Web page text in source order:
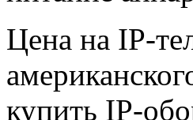
Цена на IP-
купить IP-